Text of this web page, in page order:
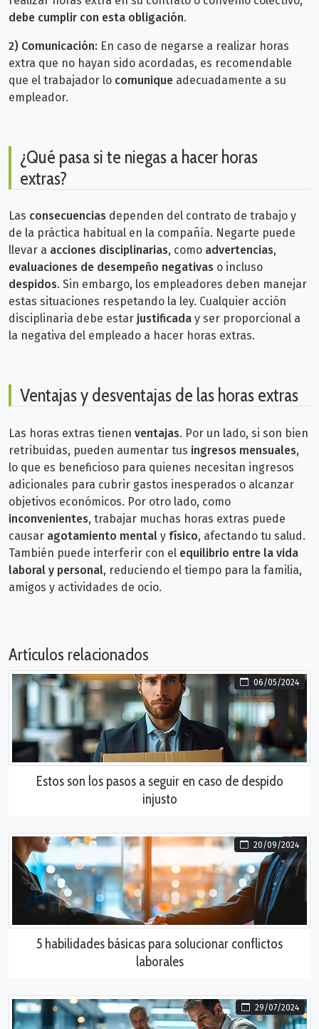
debe cumplir con esta obligación.
2) Comunicación: En caso de negarse a realizar horas
extra que no hayan sido acordadas, es recomendable
que el trabajador lo comunique adecuadamente a su
empleador.
¿Qué pasa si te niegas a hacer horas
extras?
Las consecuencias dependen del contrato de trabajo y
de la práctica habitual en la compañía. Negarte puede
llevar a acciones disciplinarias, como advertencias,
evaluaciones de desempeño negativas o incluso
despidos. Sin embargo, los empleadores deben manejar
estas situaciones respetando la ley. Cualquier acción
disciplinaria debe estar justificada y ser proporcional a
la negativa del empleado a hacer horas extras.
Ventajas y desventajas de las horas extras
Las horas extras tienen ventajas. Por un lado, si son bien
retribuidas, pueden aumentar tus ingresos mensuales,
lo que es beneficioso para quienes necesitan ingresos
adicionales para cubrir gastos inesperados o alcanzar
objetivos económicos. Por otro lado, como
inconvenientes, trabajar muchas horas extras puede
causar agotamiento mental y físico, afectando tu salud.
También puede interferir con el equilibrio entre la vida
laboral y personal, reduciendo el tiempo para la familia,
amigos y actividades de ocio.
Artículos relacionados
06/05/2024
Estos son los pasos a seguir en caso de despido
injusto
20/09/2024
5 habilidades básicas para solucionar conflictos
laborales
29/07/2024